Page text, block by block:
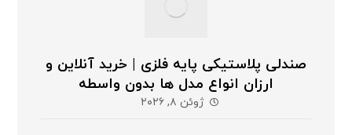
صندلی پلاستیکی پایه فلزی | خرید آنلاین و
ارزان انواع مدل ها بدون واسطه
ژوئن ۸, ۲۰۲۶